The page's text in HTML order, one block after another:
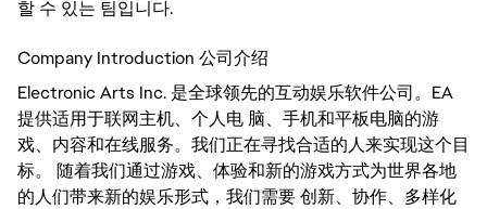
할 수 있는 팀입니다.
Company Introduction 公司介绍
Electronic Arts Inc. 是全球领先的互动娱乐软件公司。EA
提供适用于联网主机、个人电 脑、手机和平板电脑的游
戏、内容和在线服务。我们正在寻找合适的人来实现这个目
标。 随着我们通过游戏、体验和新的游戏方式为世界各地
的人们带来新的娱乐形式，我们需要 创新、协作、多样化